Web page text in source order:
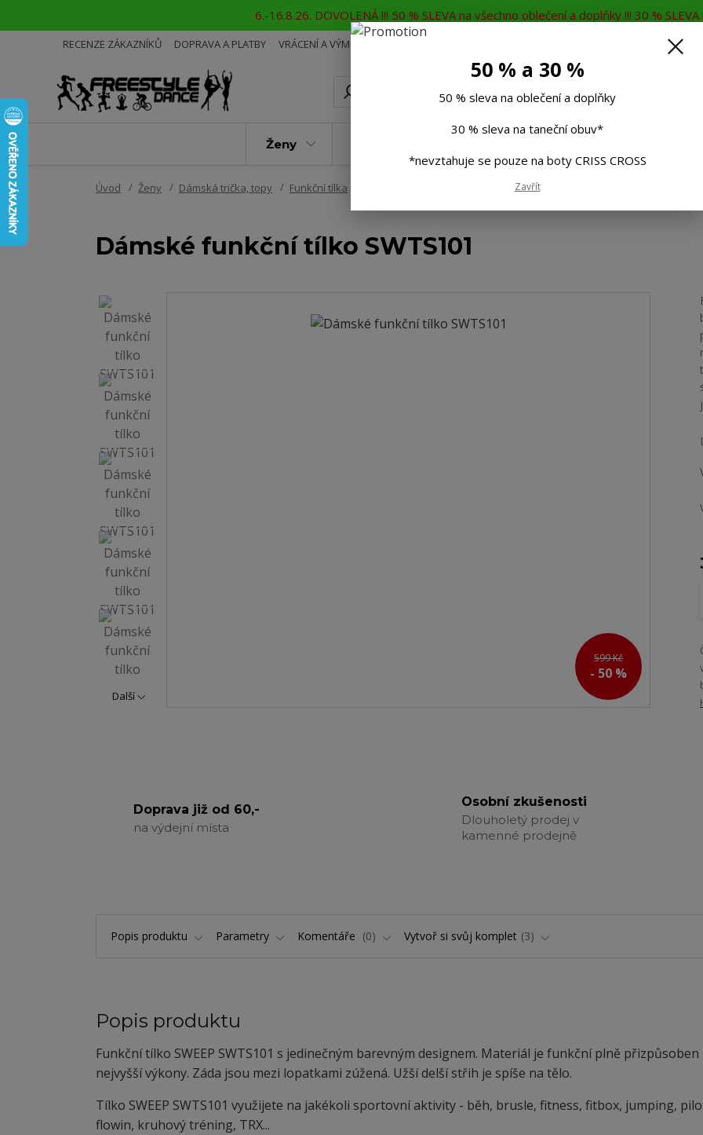
6.-16.8.26. DOVOLENÁ !!! 50 % SLEVA na všechno oblečení a doplňky !!! 30 %
RECENZE ZÁKAZNÍKŮ DOPRAVA A PLATBY VRÁCENÍ A VÝMĚNA Rádi Vám poradíme
Ženy
Úvod Ženy Dámská trička, topy Funkční tílka
Dámské funkční tílko SWTS101
599 Kč
- 50 %
Další
Doprava již od 60,-
na výdejní místa
Osobní zkušenosti
Dlouholetý prodej v
kamenné prodejně
Popis produktu Parametry Komentáře 0 Vytvoř si svůj komplet 3
Popis produktu
Funkční tílko SWEEP SWTS101 s jedinečným barevným designem. Materiál je funkční plně
nejvyšší výkony. Záda jsou mezi lopatkami zúžená. Užší delší střih je spíše na tělo.
Tílko SWEEP SWTS101 využijete na jakékoli sportovní aktivity - běh, brusle, fitness, fitbox, jumping,
flowin, kruhový tréning, TRX...
50 % a 30 %
50 % sleva na oblečení a doplňky
30 % sleva na taneční obuv*
*nevztahuje se pouze na boty CRISS CROSS
Zavřít